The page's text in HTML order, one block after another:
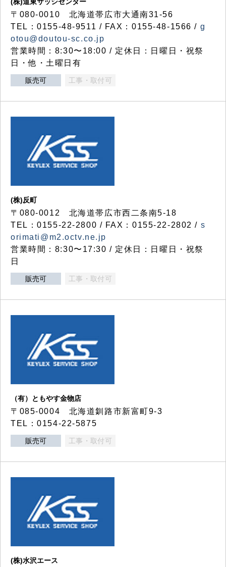
〒080-0010 北海道帯広市大通南31-56
TEL：0155-48-9511 / FAX：0155-48-1566 / g
otou@doutou-sc.co.jp
営業時間：8:30〜18:00 / 定休日：日曜日・祝祭
日・他・土曜日有
販売可 工事・取付可
(株)反町
〒080-0012 北海道帯広市西二条南5-18
TEL：0155-22-2800 / FAX：0155-22-2802 / s
orimati@m2.octv.ne.jp
営業時間：8:30〜17:30 / 定休日：日曜日・祝祭
日
販売可 工事・取付可
（有）ともやす金物店
〒085-0004 北海道釧路市新富町9-3
TEL：0154-22-5875
販売可 工事・取付可
(株)水沢エース